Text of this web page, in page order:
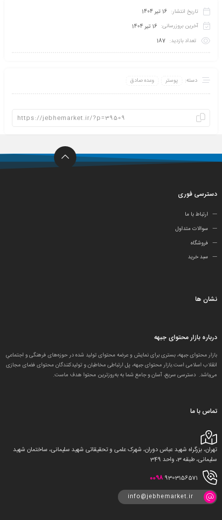
تاریخ انتشار: 16 تیر 1404
آخرین بروزرسانی: 16 تیر 1404
تعداد بازدید: 187
دسته: پوستر وعده صادق
دسترسی فوری
ارتباط با ما
سوالات متداول
فروشگاه
سبد خرید
نشان ها
درباره بازار محتوای جبهه
بازار محتوای جبهه، بستری برای نمایش و عرضه محتوای تولید شده در حوزه‌های فرهنگی و اجتماعیِ
انقلاب اسلامی است.بازار محتوای جبهه، پل ارتباطی مخاطبان و تولید‌کنندگان محتوای فضای مجازی
می‌باشد. دسترسی سریع، آسان و جامع شما به به‌روزترین محتوا هدف ماست.
تماس با ما
تهران، بزرگراه شهید عباس دوران، شهرک علمی و تحقیقاتی شهید سلیمانی، ساختمان شهید
سلیمانی، طبقه 3، واحد 349
0098 9303156571
info@jebhemarket.ir